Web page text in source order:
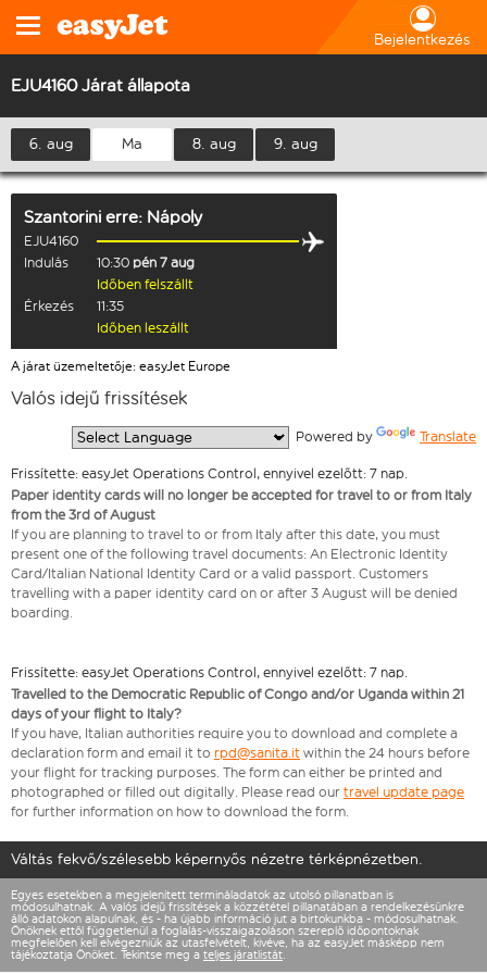
Bejelentkezés
EJU4160 Járat állapota
6. aug Ma 8. aug 9. aug
Szantorini erre: Nápoly
EJU4160
Indulás
10:30 pén 7 aug
Időben felszállt
Érkezés
11:35
Időben leszállt
A járat üzemeltetője: easyJet Europe
Valós idejű frissítések
Powered by Translate
Frissítette: easyJet Operations Control, ennyivel ezelőtt: 7 nap.
Paper identity cards will no longer be accepted for travel to or from Italy
from the 3rd of August
If you are planning to travel to or from Italy after this date, you must
present one of the following travel documents: An Electronic Identity
Card/Italian National Identity Card or a valid passport. Customers
travelling with a paper identity card on or after 3 August will be denied
boarding.
Frissítette: easyJet Operations Control, ennyivel ezelőtt: 7 nap.
Travelled to the Democratic Republic of Congo and/or Uganda within 21
days of your flight to Italy?
If you have, Italian authorities require you to download and complete a
declaration form and email it to rpd@sanita.it within the 24 hours before
your flight for tracking purposes. The form can either be printed and
photographed or filled out digitally. Please read our travel update page
for further information on how to download the form.
Váltás fekvő/szélesebb képernyős nézetre térképnézetben.
Egyes esetekben a megjelenített termináladatok az utolsó pillanatban is
módosulhatnak. A valós idejű frissítések a közzététel pillanatában a rendelkezésünkre
álló adatokon alapulnak, és - ha újabb információ jut a birtokunkba - módosulhatnak.
Önöknek ettől függetlenül a foglalás-visszaigazoláson szereplő időpontoknak
megfelelően kell elvégezniük az utasfelvételt, kivéve, ha az easyJet másképp nem
tájékoztatja Önöket. Tekintse meg a teljes járatlistát.